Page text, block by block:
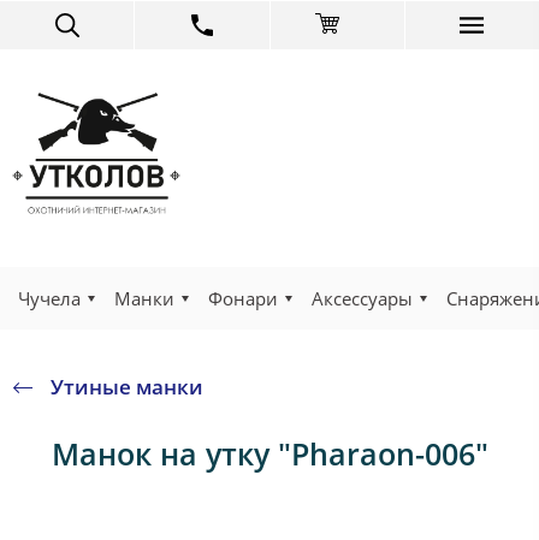
Чучела Манки Фонари Аксессуары
Утиные манки
Манок на утку "Pharaon-006"